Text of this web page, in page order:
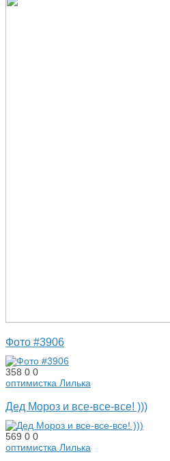
Фото #3906
358 0 0
оптимистка Лилька
Дед Мороз и все-все-все! )))
569 0 0
оптимистка Лилька